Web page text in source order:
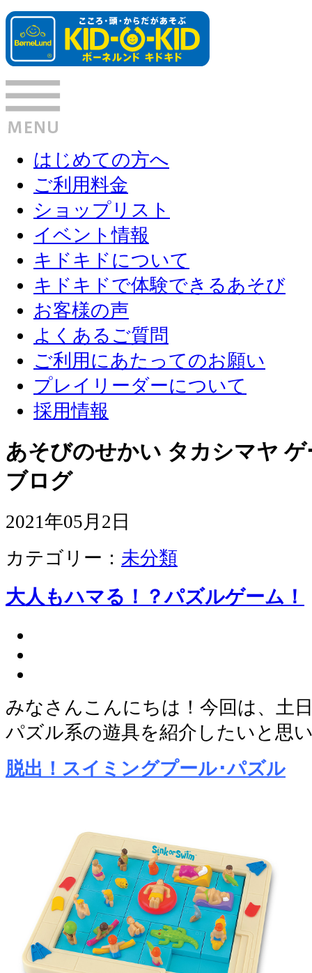
はじめての方へ
ご利用料金
ショップリスト
イベント情報
キドキドについて
キドキドで体験できるあそび
お客様の声
よくあるご質問
ご利用にあたってのお願い
プレイリーダーについて
採用情報
あそびのせかい タカシマヤ
ブログ
2021年05月2日
カテゴリー： 未分類
大人もハマる！？パズルゲーム！
みなさんこんにちは！今回は、土
パズル系の遊具を紹介したいと思
脱出！スイミングプール･パズル